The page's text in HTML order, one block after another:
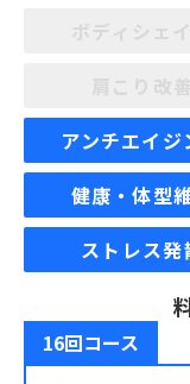
アンチエイジ
健康・体型
ストレス発
16回コース